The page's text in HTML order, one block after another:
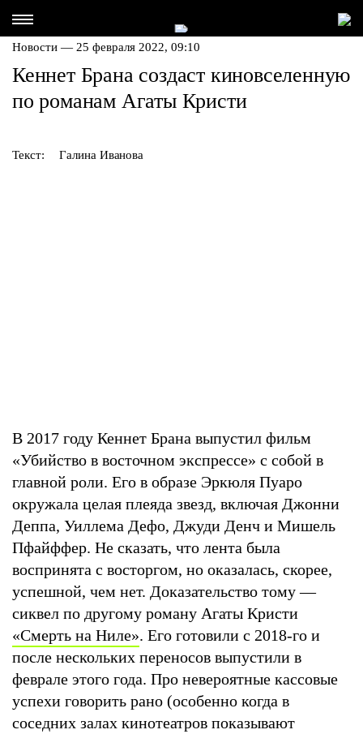
Новости — 25 февраля 2022, 09:10
Кеннет Брана создаст киновселенную
по романам Агаты Кристи
Текст: Галина Иванова
В 2017 году Кеннет Брана выпустил фильм
«Убийство в восточном экспрессе» с собой в
главной роли. Его в образе Эркюля Пуаро
окружала целая плеяда звезд, включая Джонни
Деппа, Уиллема Дефо, Джуди Денч и Мишель
Пфайффер. Не сказать, что лента была
воспринята с восторгом, но оказалась, скорее,
успешной, чем нет. Доказательство тому —
сиквел по другому роману Агаты Кристи
«Смерть на Ниле». Его готовили с 2018-го и
после нескольких переносов выпустили в
феврале этого года. Про невероятные кассовые
успехи говорить рано (особенно когда в
соседних залах кинотеатров показывают